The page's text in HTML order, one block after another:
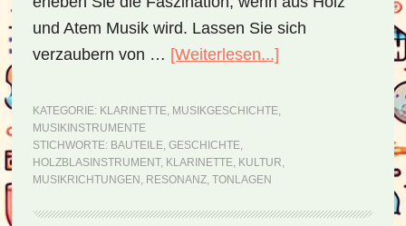
und Atem Musik wird. Lassen Sie sich
verzaubern von … [Weiterlesen...]
Charakter
KATEGORIE: KLARINETTE, MUSIKGESCHICHTE,
MUSIKINSTRUMENTE
STICHWORTE: BAUTEILE, GESCHICHTE,
HOLZBLASINSTRUMENT, KLARINETTE, KULTUR,
MUSIKRICHTUNGEN , RESONANZ, TONLAGEN